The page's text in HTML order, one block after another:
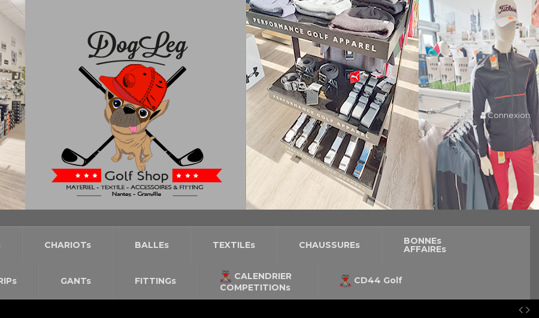
Connexion
CHARIOTs BALLEs TEXTILEs CHAUSSUREs BONNEs
AFFAIREs
GANTs FITTINGs
CALENDRIER
COMPETITIONs
CD44 Golf